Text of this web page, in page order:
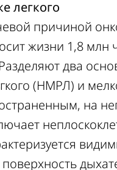
легкого
причиной
жизни 1,8 млн
два
(НМРЛ) и
на